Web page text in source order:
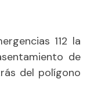
112 la
de
del polígono